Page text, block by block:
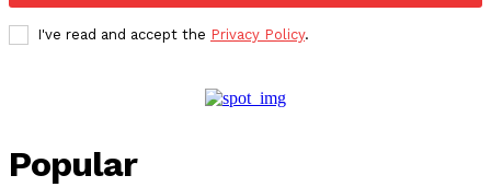
I've read and accept the Privacy Policy.
Popular